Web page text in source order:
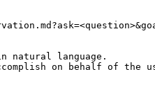
natural language.
on behalf of the